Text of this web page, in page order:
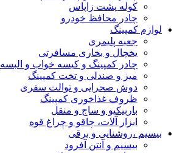
کوله پشت زاپاس
چادر محافظ خودرو
لوازم کمپینگ
جعبه پلیمری
یخچال و بخاری مسافرتی
چادر کمپینگ و کیسه خواب و البسه
میز و صندلی و تخت کمپینگ
دوش صحرایی و توالت سفری
ظروف غذاخوری کمپینگ
باربیکیو و ساج و منقل
ابزار آلات، چاقو و چراغ قوه
بیسیم ،روشنایی و برقی
بیسیم و آنتن آفرود